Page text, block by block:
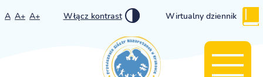
A A+ A+ Włącz kontrast Wirtualny dziennik